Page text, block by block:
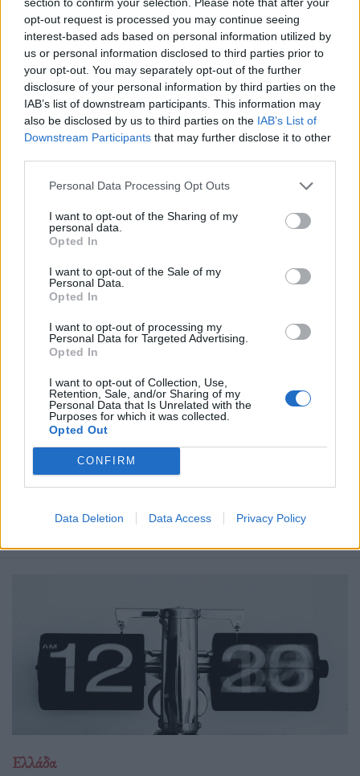
opt-out request is processed you may continue seeing
interest-based ads based on personal information utilized by
us or personal information disclosed to third parties prior to
your opt-out. You may separately opt-out of the further
disclosure of your personal information by third parties on the
IAB’s list of downstream participants. This information may
also be disclosed by us to third parties on the IAB’s List of
Downstream Participants that may further disclose it to other
Personal Data Processing Opt Outs
I want to opt-out of the Sharing of my
personal data.
Opted In
I want to opt-out of the Sale of my
Personal Data.
Opted In
I want to opt-out of processing my
Personal Data for Targeted Advertising.
Opted In
I want to opt-out of Collection, Use,
Retention, Sale, and/or Sharing of my
Personal Data that Is Unrelated with the
Purposes for which it was collected.
Opted Out
CONFIRM
Data Deletion Data Access Privacy Policy
Ο δήμος απέκτησε το ακίνητο μετά τη σχετική
σύμβαση που υπογράφηκε με την Εταιρεία
Ακινήτων Δημοσίου (ΕΤΑΔ).
Δημοσιεύθηκε σεΕλλάδα|TaggedΑυτοδιαχειριζόμενο Θέατρο
,Δήμος Αθηναίων,ΕΤΑΔ,Θέατρο ΕΜΠΡΟΣ
Δείτε επίσης
Ελλάδα